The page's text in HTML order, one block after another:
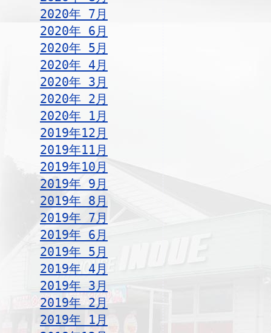
2020年 7月
2020年 6月
2020年 5月
2020年 4月
2020年 3月
2020年 2月
2020年 1月
2019年12月
2019年11月
2019年10月
2019年 9月
2019年 8月
2019年 7月
2019年 6月
2019年 5月
2019年 4月
2019年 3月
2019年 2月
2019年 1月